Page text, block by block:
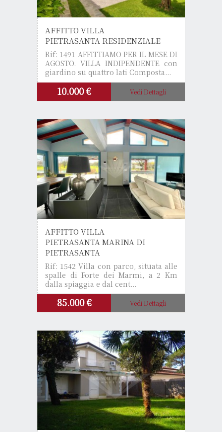
AFFITTO VILLA
PIETRASANTA RESIDENZIALE
Rif: 1491 AFFITTIAMO PER IL MESE DI
AGOSTO. VILLA INDIPENDENTE con
giardino su quattro lati Composta...
10.000 € Vedi Dettagli
AFFITTO VILLA
PIETRASANTA MARINA DI
PIETRASANTA
Rif: 1542 Villa con parco, situata alle
spalle di Forte dei Marmi, a 2 Km
dalla spiaggia e dal cent...
85.000 € Vedi Dettagli